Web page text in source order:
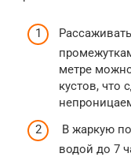
метре
кустов, что
В жаркую
водой до 7